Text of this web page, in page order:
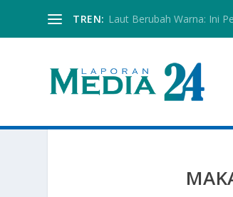
TREN: Mobil Listrik: Masa Depan